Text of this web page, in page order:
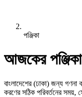
পঞ্জিকা
আজকের পঞ্জিকা
বাংলাদেশের (ঢাকা) জন্য গণনা
করণের সঠিক পরিবর্তনের